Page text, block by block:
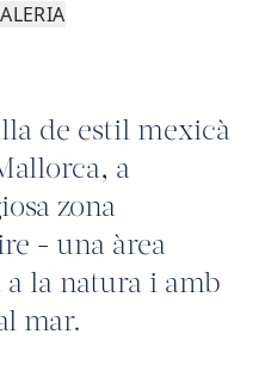
de estil mexicà
a
zona
- una àrea
la natura i amb
mar.